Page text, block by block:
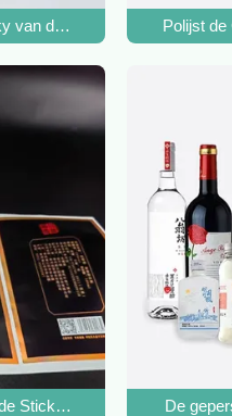
Sticker
van de de Wodkawijn van
Polijst
de Alcoholische
Stickers Metaalkleefstof van
De